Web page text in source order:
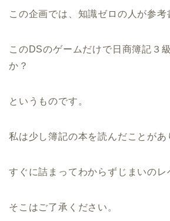
この企画では、知識ゼロの人が参考
このDSのゲームだけで日商簿記３
か？
というものです。
私は少し簿記の本を読んだことがあ
すぐに詰まってわからずじまいのレ
そこはご了承ください。